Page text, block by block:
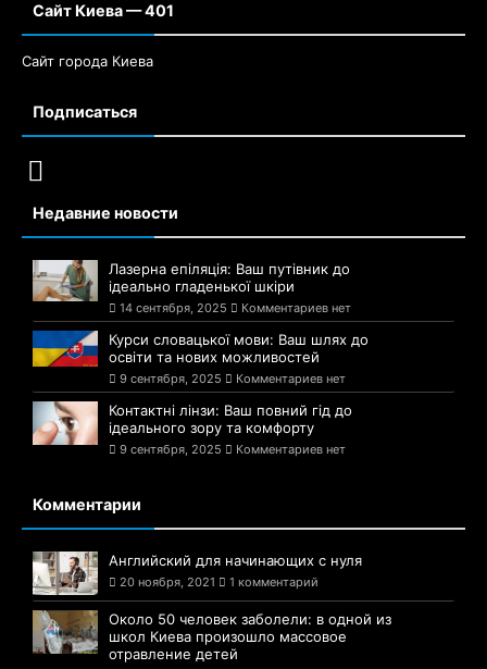
Сайт Киева — 401
Сайт города Киева
Подписаться
Недавние новости
Лазерна епіляція: Ваш путівник до
ідеально гладенької шкіри
14 сентября, 2025 Комментариев нет
Курси словацької мови: Ваш шлях до
освіти та нових можливостей
9 сентября, 2025 Комментариев нет
Контактні лінзи: Ваш повний гід до
ідеального зору та комфорту
9 сентября, 2025 Комментариев нет
Комментарии
Английский для начинающих с нуля
20 ноября, 2021 1 комментарий
Около 50 человек заболели: в одной из
школ Киева произошло массовое
отравление детей